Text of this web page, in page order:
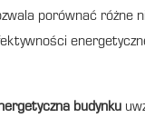
porównać różne
budynku